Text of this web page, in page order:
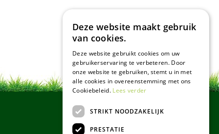
Deze website maakt gebruik
van cookies.
Deze website gebruikt cookies om uw
gebruikerservaring te verbeteren. Door
onze website te gebruiken, stemt u in met
alle cookies in overeenstemming met ons
Cookiebeleid. Lees verder
STRIKT NOODZAKELIJK
PRESTATIE